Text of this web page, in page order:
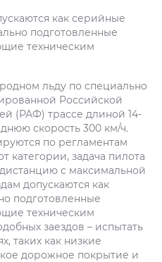
как серийные
подготовленные
техническим
льду по специально
Российской
(РАФ) трассе длиной 14-
скорость 300 км/ч.
по регламентам
категории, задача пилота
с максимальной
допускаются как
подготовленные
техническим
заездов – испытать
таких как низкие
дорожное покрытие и